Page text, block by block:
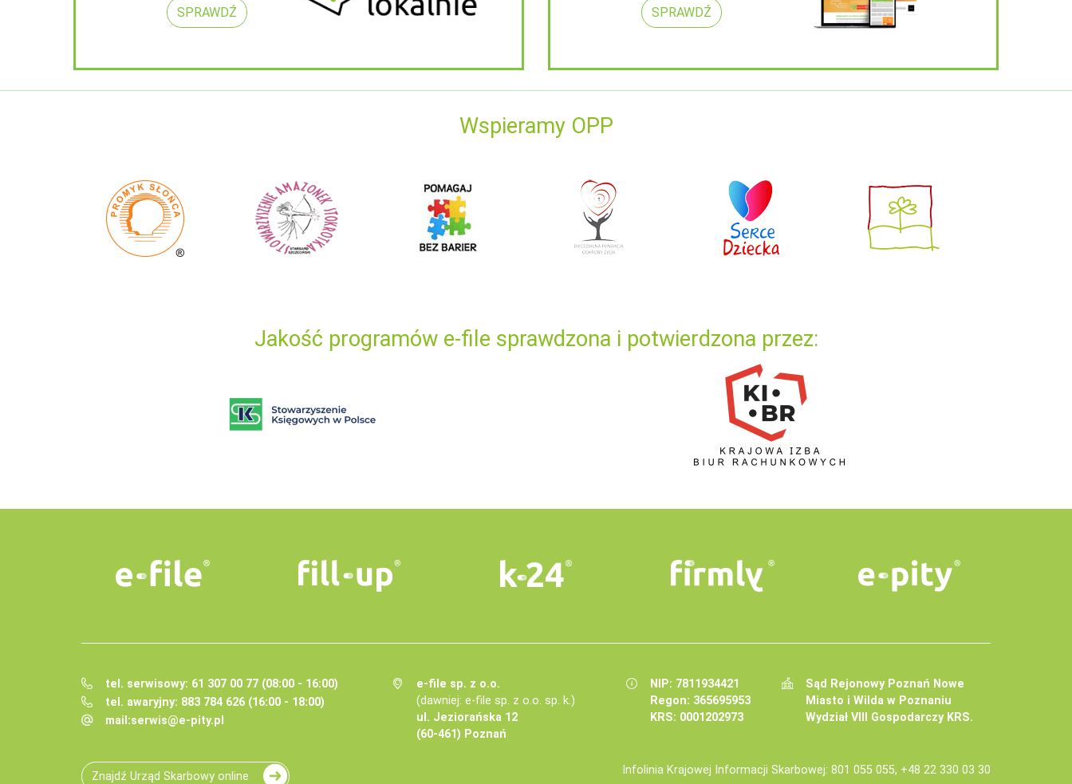
SPRAWDŹ SPRAWDŹ
Wspieramy OPP
Jakość programów e-file sprawdzona i potwierdzona przez:
tel. serwisowy: 61 307 00 77 (08:00 - 16:00)
tel. awaryjny: 883 784 626 (16:00 - 18:00)
mail:serwis@e-pity.pl
e-file sp. z o.o.
(dawniej: e-file sp. z o.o. sp. k.)
ul. Jeziorańska 12
(60-461) Poznań
NIP: 7811934421
Regon: 365695953
KRS: 0001202973
Sąd Rejonowy Poznań Nowe
Miasto i Wilda w Poznaniu
Wydział VIII Gospodarczy KRS.
Znajdź Urząd Skarbowy online Infolinia Krajowej Informacji Skarbowej: 801 055 055, +48 22 330 03 30